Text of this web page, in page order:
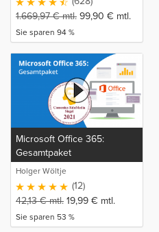
1.669,97€mtl. 99,90 € mtl.
Sie sparen 94 %
Microsoft Office 365:
Gesamtpaket
Holger Wöltje
(12)
42,13€mtl. 19,99 € mtl.
Sie sparen 53 %